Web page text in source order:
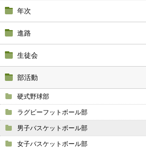
年次
進路
生徒会
部活動
硬式野球部
ラグビーフットボール部
男子バスケットボール部
女子バスケットボール部